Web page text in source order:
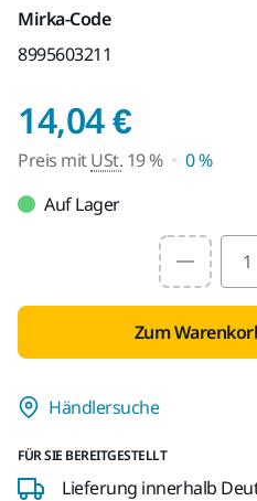
Mirka-Code
8995603211
14,04 €Preis
Preis mitUSt. 19 %
0 %
Auf Lager
Select
Zum
Händlersuche
FÜR SIE BEREITGESTELLT
Lieferung innerhalb